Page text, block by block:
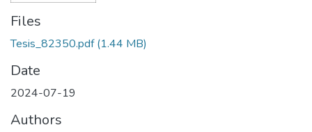
Files
Tesis_82350.pdf(1.44 MB)
Date
2024-07-19
Authors